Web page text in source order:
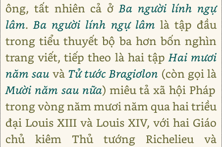
ông, tất nhiên cả ởBa người lính ngự
lâm.Ba người lính ngự lâm là tập đầu
trong tiểu thuyết bộ ba hơn bốn nghìn
trang viết, tiếp theo là hai tậpHai mươi
năm sau và Tử tước Bragiơlon (còn gọi là
Mười năm sau nữa) miêu tả xã hội Pháp
trong vòng năm mươi năm qua hai triều
đại Louis XIII và Louis XIV, với hai Giáo
chủ kiêm Thủ tướng Richelieu và